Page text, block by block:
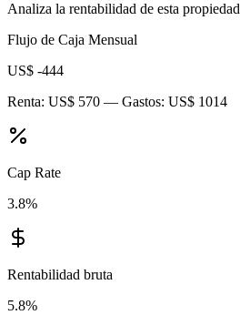
Analiza la rentabilidad de esta propiedad
Flujo de Caja Mensual
US$ -444
Renta: US$ 570 — Gastos: US$ 1014
Cap Rate
3.8%
Rentabilidad bruta
5.8%